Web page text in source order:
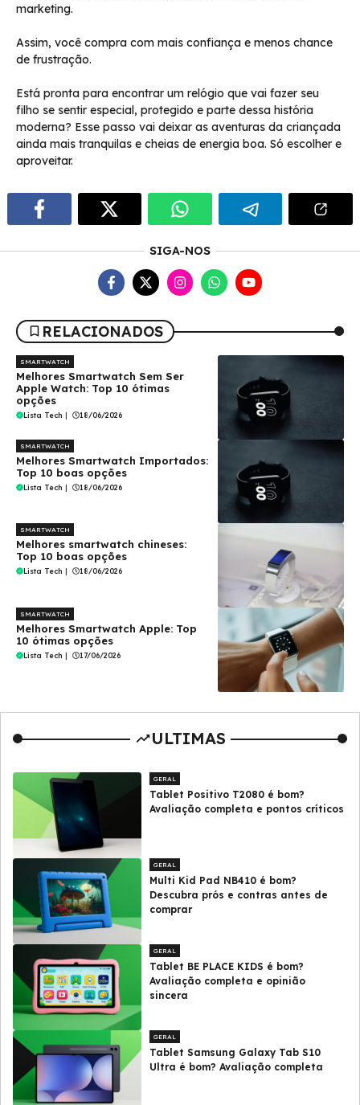
marketing.
Assim, você compra com mais confiança e menos chance
de frustração.
Está pronta para encontrar um relógio que vai fazer seu
filho se sentir especial, protegido e parte dessa história
moderna? Esse passo vai deixar as aventuras da criançada
ainda mais tranquilas e cheias de energia boa. Só escolher e
aproveitar.
SIGA-NOS
RELACIONADOS
SMARTWATCH
Melhores Smartwatch Sem Ser
Apple Watch: Top 10 ótimas
opções
Lista Tech | 18/06/2026
SMARTWATCH
Melhores Smartwatch Importados:
Top 10 boas opções
Lista Tech | 18/06/2026
SMARTWATCH
Melhores smartwatch chineses:
Top 10 boas opções
Lista Tech | 18/06/2026
SMARTWATCH
Melhores Smartwatch Apple: Top
10 ótimas opções
Lista Tech | 17/06/2026
ULTIMAS
GERAL
Tablet Positivo T2080 é bom?
Avaliação completa e pontos críticos
GERAL
Multi Kid Pad NB410 é bom?
Descubra prós e contras antes de
comprar
GERAL
Tablet BE PLACE KIDS é bom?
Avaliação completa e opinião
sincera
GERAL
Tablet Samsung Galaxy Tab S10
Ultra é bom? Avaliação completa